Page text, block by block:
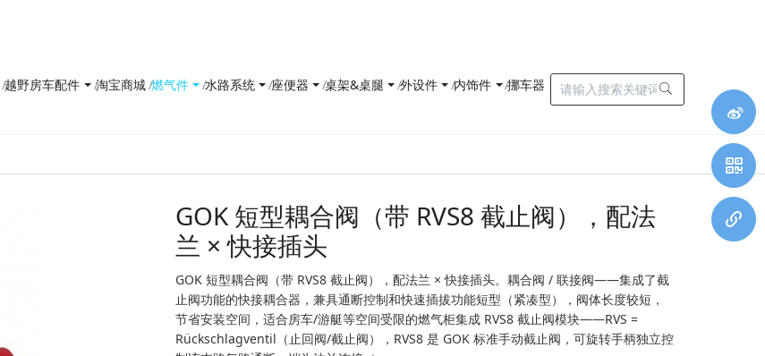
越野房车配件 淘宝商城 燃气件 水路系统 座便器 桌架&桌腿 外设件 内饰件 挪车器
GOK 短型耦合阀（带 RVS8 截止阀），配法
兰 × 快接插头
GOK 短型耦合阀（带 RVS8 截止阀），配法兰 × 快接插头。耦合阀 / 联接阀——集成了截
止阀功能的快接耦合器，兼具通断控制和快速插拔功能短型（紧凑型），阀体长度较短，
节省安装空间，适合房车/游艇等空间受限的燃气柜集成 RVS8 截止阀模块——RVS =
Rückschlagventil（止回阀/截止阀），RVS8 是 GOK 标准手动截止阀，可旋转手柄独立控